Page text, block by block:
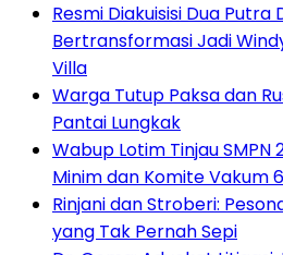
Resmi Diakuisisi Dua Putra
Bertransformasi Jadi
Villa
Warga Tutup Paksa dan
Pantai Lungkak
Wabup Lotim Tinjau SMPN
Minim dan Komite Vakum
Rinjani dan Stroberi:
yang Tak Pernah Sepi